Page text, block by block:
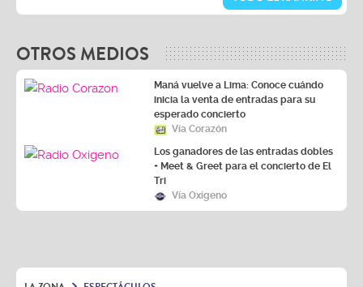
OTROS MEDIOS
Maná vuelve a Lima: Conoce cuándo
inicia la venta de entradas para su
esperado concierto
Vía Corazón
Los ganadores de las entradas dobles
+ Meet & Greet para el concierto de El
Tri
Vía Oxígeno
LA ZONA ESPECTÁCULOS